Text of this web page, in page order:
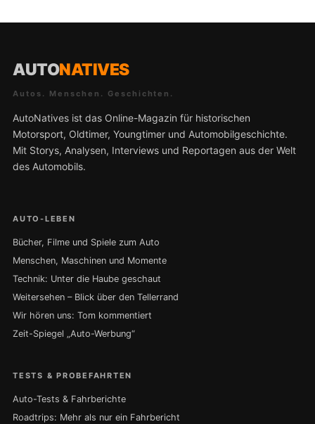
AUTONATIVES
Autos. Menschen. Geschichten.
AutoNatives ist das Online-Magazin für historischen
Motorsport, Oldtimer, Youngtimer und Automobilgeschichte.
Mit Storys, Analysen, Interviews und Reportagen aus der Welt
des Automobils.
AUTO-LEBEN
Bücher, Filme und Spiele zum Auto
Menschen, Maschinen und Momente
Technik: Unter die Haube geschaut
Weitersehen – Blick über den Tellerrand
Wir hören uns: Tom kommentiert
Zeit-Spiegel „Auto-Werbung“
TESTS & PROBEFAHRTEN
Auto-Tests & Fahrberichte
Roadtrips: Mehr als nur ein Fahrbericht